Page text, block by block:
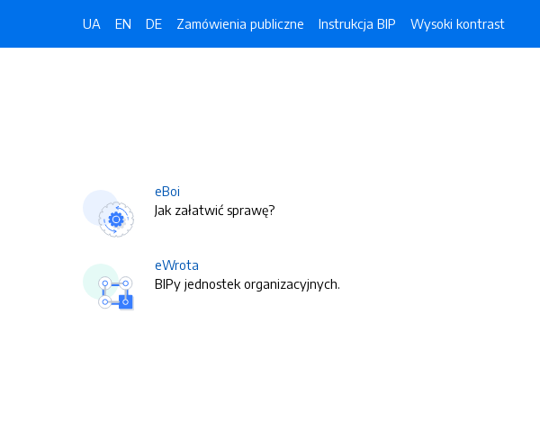
UA EN DE Zamówienia publiczne Instrukcja BIP Wysoki kontrast
eBoi
Jak załatwić sprawę?
eWrota
BIPy jednostek organizacyjnych.